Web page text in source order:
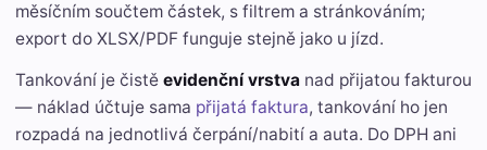
měsíčním součtem částek, s filtrem a stránkováním;
export do XLSX/PDF funguje stejně jako u jízd.
Tankování je čistě evidenční vrstva nad přijatou fakturou
— náklad účtuje sama přijatá faktura, tankování ho jen
rozpadá na jednotlivá čerpání/nabití a auta. Do DPH ani